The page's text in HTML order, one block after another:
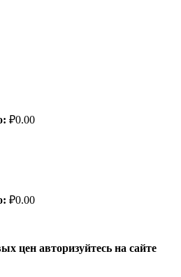
₽0.00
₽0.00
цен авторизуйтесь на сайте